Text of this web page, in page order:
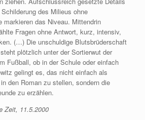
des Milieus ohne
markieren das Niveau. Mittendrin
Fragen ohne Antwort, kurz, intensiv,
(…) Die unschuldige Blutsbrüderschaft
plötzlich unter der Sortierwut der
Fußball, ob in der Schule oder einfach
gelingt es, das nicht einfach als
den Roman zu stellen, sondern die
zu erzählen.
Zeit, 11.5.2000